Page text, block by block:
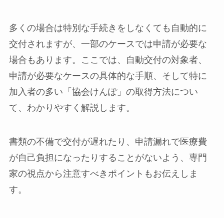
多くの場合は特別な手続きをしなくても自動的に
交付されますが、一部のケースでは申請が必要な
場合もあります。ここでは、自動交付の対象者、
申請が必要なケースの具体的な手順、そして特に
加入者の多い「協会けんぽ」の取得方法につい
て、わかりやすく解説します。
書類の不備で交付が遅れたり、申請漏れで医療費
が自己負担になったりすることがないよう、専門
家の視点から注意すべきポイントもお伝えしま
す。